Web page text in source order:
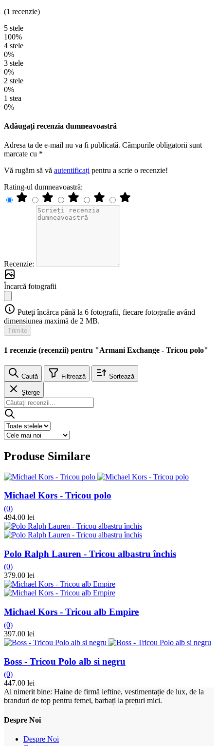
(1 recenzie)
5 stele
100%
4 stele
0%
3 stele
0%
2 stele
0%
1 stea
0%
Adăugați recenzia dumneavoastră
Adresa ta de e-mail nu va fi publicată. Câmpurile obligatorii sunt
marcate cu *
Vă rugăm să vă autentificați pentru a scrie o recenzie!
Rating-ul dumneavoastră:
Recenzie:
Încarcă fotografii
Puteți încărca până la 6 fotografii, fiecare fotografie având
dimensiunea maximă de 2 MB.
Trimite
1 recenzie (recenzii) pentru "Armani Exchange - Tricou polo"
Caută Filtrează Sortează
Șterge
Produse Similare
Michael Kors - Tricou polo
(0)
494.00 lei
Polo Ralph Lauren - Tricou albastru închis
(0)
379.00 lei
Michael Kors - Tricou alb Empire
(0)
397.00 lei
Boss - Tricou Polo alb si negru
(0)
447.00 lei
Ai nimerit bine: Haine de firmă ieftine, vestimentație de lux, de la
branduri de top pentru femei, barbați la prețuri mici.
Despre Noi
Despre Noi